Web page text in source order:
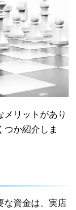
メリットがあり
つか紹介しま
な資金は、実店